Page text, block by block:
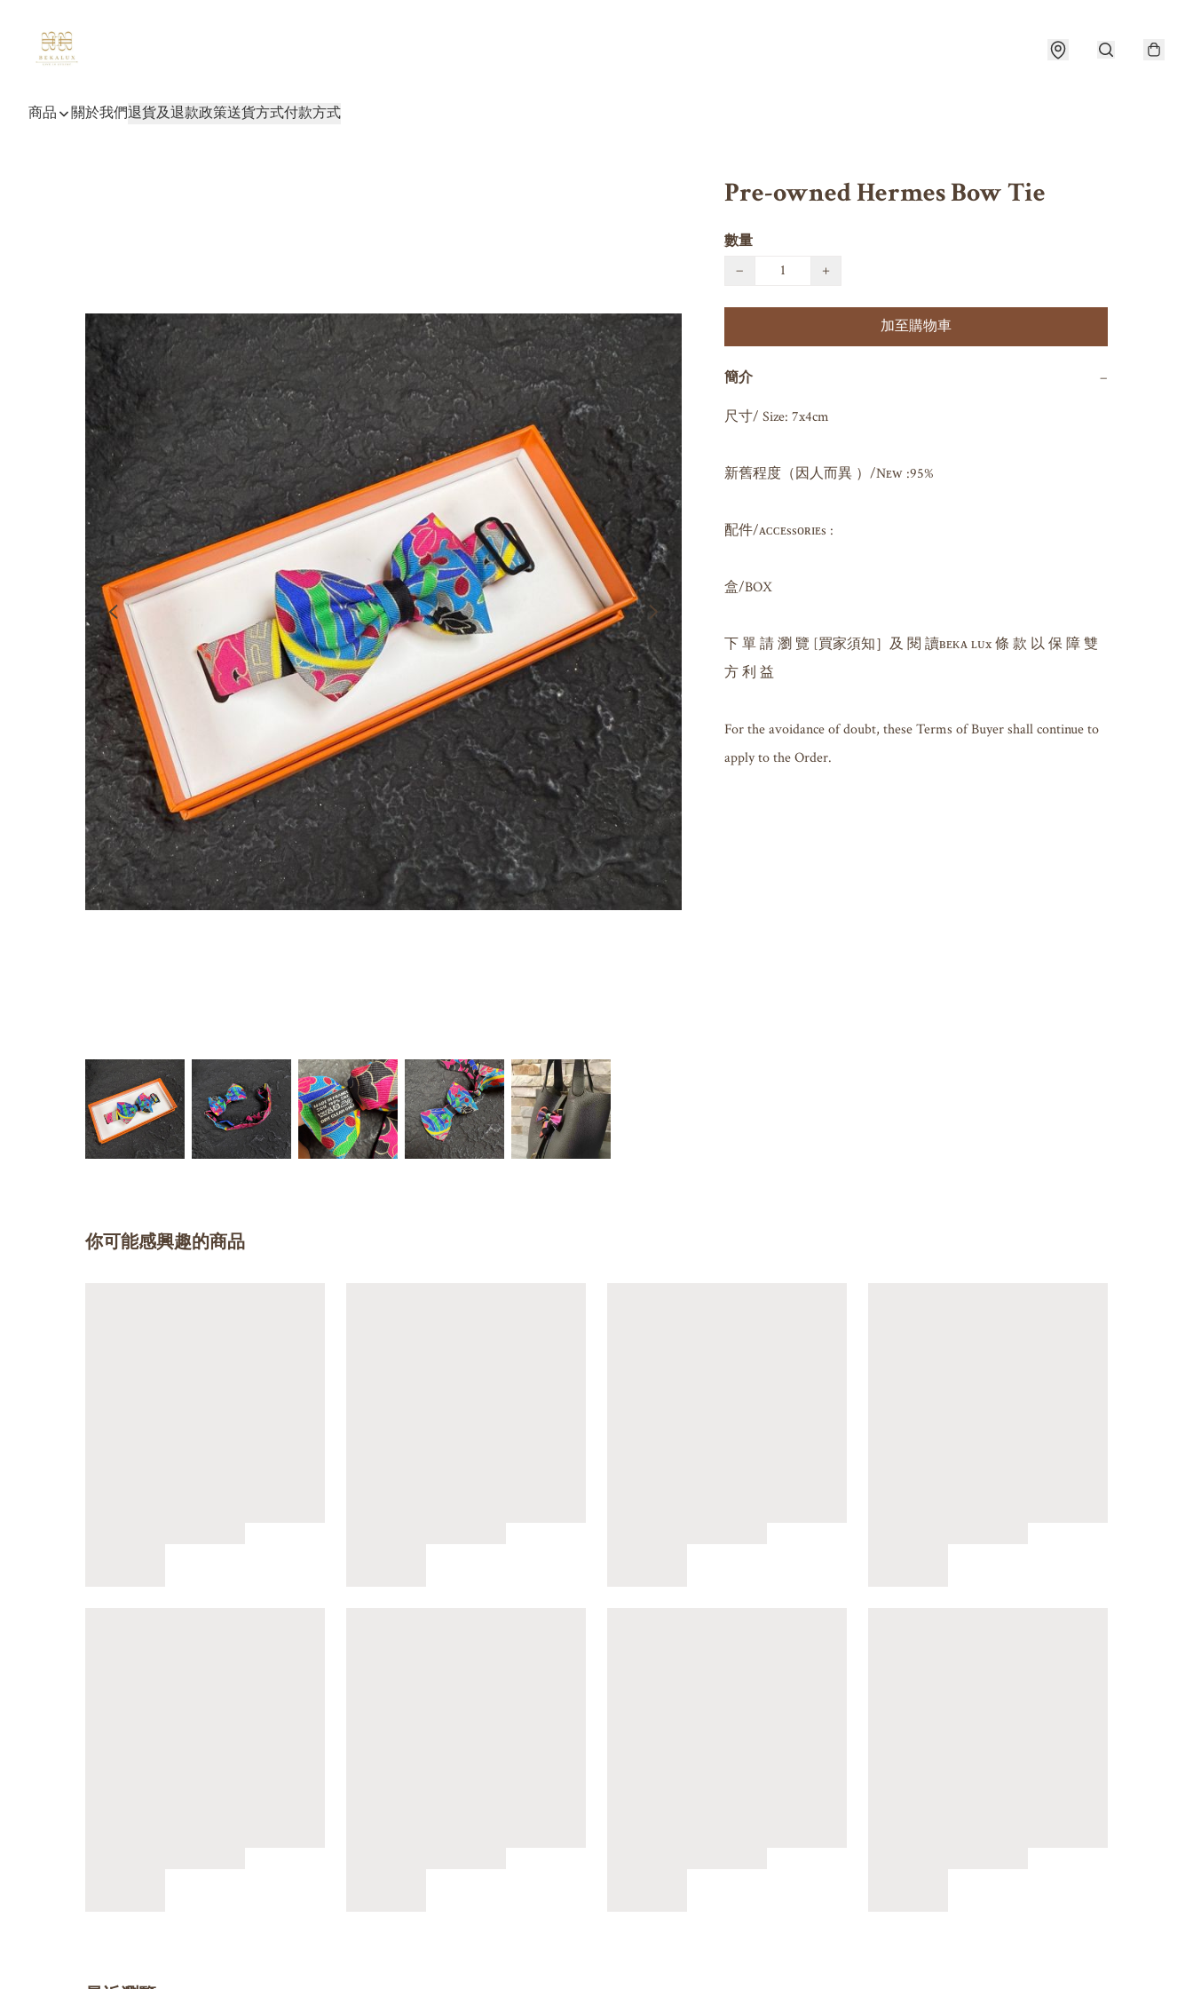
商品 關於我們退貨及退款政策送貨方式付款方式
Pre-owned Hermes Bow Tie
數量
−
+
加至購物車
簡介 −
尺寸/ Size: 7x4cm
新舊程度（因人而異 ）/Nᴇᴡ :95%
配件/ᴀᴄᴄᴇssᴏʀɪᴇs :
盒/BOX
下 單 請 瀏 覽 [買家須知］及 閱 讀ʙᴇᴋᴀ ʟᴜx 條 款 以 保 障 雙
方 利 益
For the avoidance of doubt, these Terms of Buyer shall continue to
apply to the Order.
你可能感興趣的商品